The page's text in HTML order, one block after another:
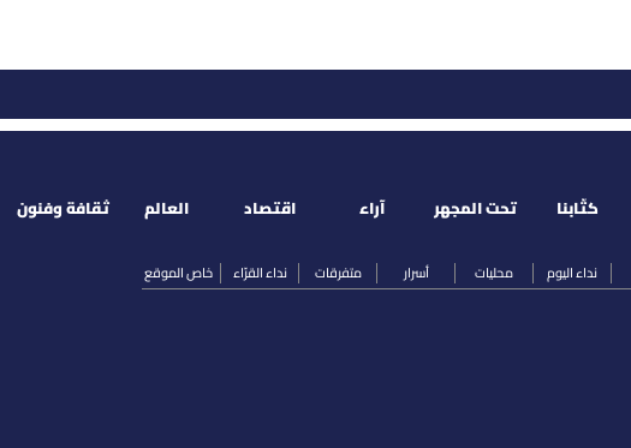
نداء اليوم محليات أسرار متفرقات نداء القرّاء خاص الموقع
كتّابنا تحت المجهر آراء اقتصاد العالم ثقافة وفنون